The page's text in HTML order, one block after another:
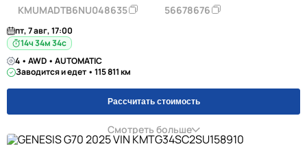
KMUMADTB6NU048635 56678676
пт, 7 авг, 17:00
14ч 34м 34с
4 • AWD • AUTOMATIC
Заводится и едет • 115 811 км
Рассчитать стоимость
Смотреть больше